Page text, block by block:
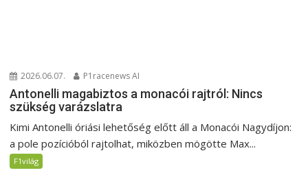
2026.06.07. P1racenews AI
Antonelli magabiztos a monacói rajtról: Nincs
szükség varázslatra
Kimi Antonelli óriási lehetőség előtt áll a Monacói Nagydíjon:
a pole pozícióból rajtolhat, miközben mögötte Max...
F1világ